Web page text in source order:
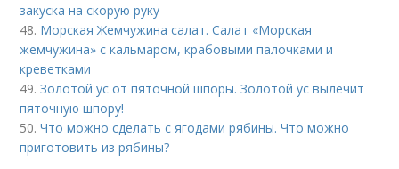
закуска на скорую руку
48. Морская Жемчужина салат. Салат «Морская
жемчужина» с кальмаром, крабовыми палочками и
креветками
49.Золотой ус от пяточной шпоры. Золотой ус вылечит
пяточную шпору!
50.Что можно сделать с ягодами рябины. Что можно
приготовить из рябины?